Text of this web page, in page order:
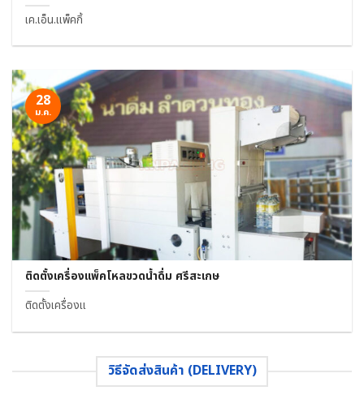
เค.เอ็น.แพ็คกิ้
ติดตั้งเครื่องแพ็คโหลขวดน้ำดื่ม ศรีสะเกษ
ติดตั้งเครื่องแ
28
ม.ค.
วิธีจัดส่งสินค้า (DELIVERY)